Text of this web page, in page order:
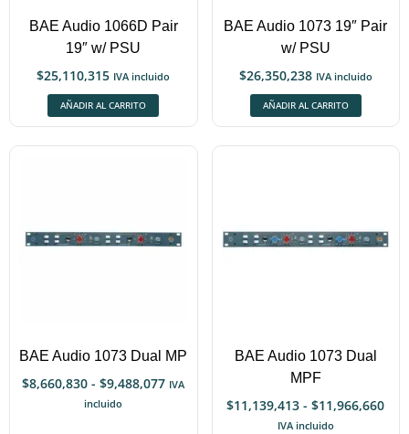
BAE Audio 1066D Pair
19″ w/ PSU
$25,110,315 IVA incluido
AÑADIR AL CARRITO
BAE Audio 1073 19″ Pair
w/ PSU
$26,350,238 IVA incluido
AÑADIR AL CARRITO
BAE Audio 1073 Dual MP
$8,660,830 - $9,488,077 IVA
incluido
BAE Audio 1073 Dual
MPF
$11,139,413 - $11,966,660
IVA incluido